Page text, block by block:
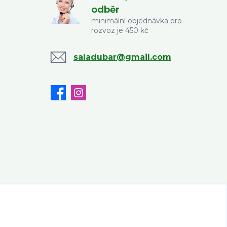
odběr
minimální objednávka pro
rozvoz je 450 kč
saladubar@gmail.com